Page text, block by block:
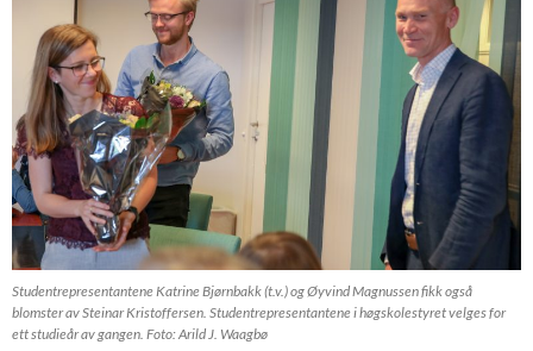
Studentrepresentantene Katrine Bjørnbakk (t.v.) og Øyvind Magnussen fikk også
blomster av Steinar Kristoffersen. Studentrepresentantene i høgskolestyret velges for
ett studieår av gangen. Foto: Arild J. Waagbø